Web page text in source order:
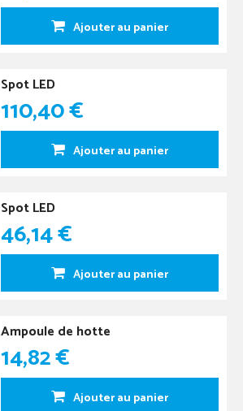
Ajouter au panier
Spot LED
110,40 €
Ajouter au panier
Spot LED
46,14 €
Ajouter au panier
Ampoule de hotte
14,82 €
Ajouter au panier